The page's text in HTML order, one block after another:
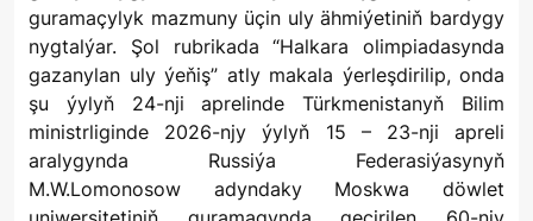
guramaçylyk mazmuny üçin uly ähmiýetiniň bardygy
nygtalýar. Şol rubrikada “Halkara olimpiadasynda
gazanylan uly ýeňiş” atly makala ýerleşdirilip, onda
şu ýylyň 24-nji aprelinde Türkmenistanyň Bilim
ministrliginde 2026-njy ýylyň 15 – 23-nji apreli
aralygynda Russiýa Federasiýasynyň
M.W.Lomonosow adyndaky Moskwa döwlet